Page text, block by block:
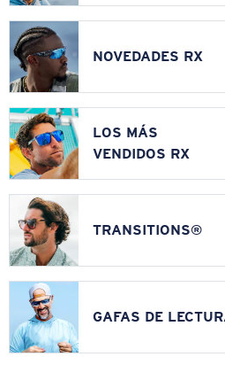
NOVEDADES RX
LOS MÁS
VENDIDOS RX
TRANSITIONS®
GAFAS DE